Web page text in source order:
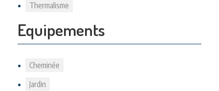
Thermalisme
Equipements
Cheminée
Jardin